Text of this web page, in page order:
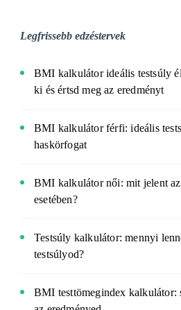
Legfrissebb edzéstervek
BMI kalkulátor ideális testsúly
ki és értsd meg az eredményt
BMI kalkulátor férfi: ideális
haskörfogat
BMI kalkulátor női: mit jelent
esetében?
Testsúly kalkulátor: mennyi
testsúlyod?
BMI testtömegindex kalkulátor: